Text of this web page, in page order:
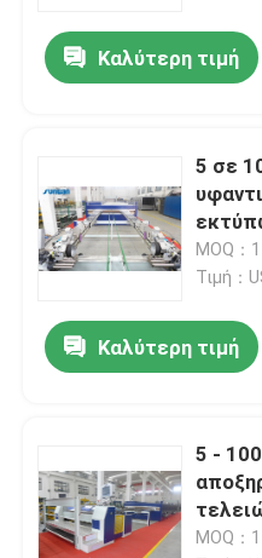
Καλύτερη τιμή
5 σε
MOQ：
Τιμή：
Καλύτερη τιμή
5 -
MOQ：